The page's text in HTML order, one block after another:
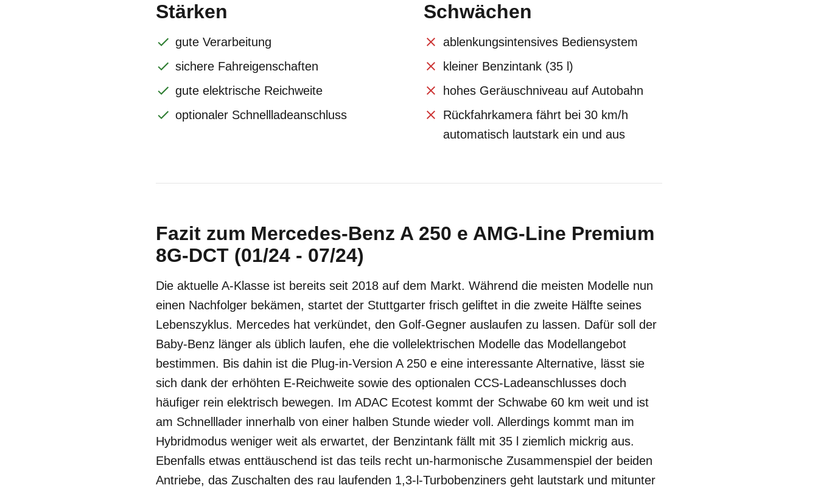
Stärken
gute Verarbeitung
sichere Fahreigenschaften
gute elektrische Reichweite
optionaler Schnellladeanschluss
Schwächen
ablenkungsintensives Bediensystem
kleiner Benzintank (35 l)
hohes Geräuschniveau auf Autobahn
Rückfahrkamera fährt bei 30 km/h
automatisch lautstark ein und aus
Fazit zum Mercedes-Benz A 250 e AMG-Line Premium
8G-DCT (01/24 - 07/24)
Die aktuelle A-Klasse ist bereits seit 2018 auf dem Markt. Während die meisten Modelle nun
einen Nachfolger bekämen, startet der Stuttgarter frisch geliftet in die zweite Hälfte seines
Lebenszyklus. Mercedes hat verkündet, den Golf-Gegner auslaufen zu lassen. Dafür soll der
Baby-Benz länger als üblich laufen, ehe die vollelektrischen Modelle das Modellangebot
bestimmen. Bis dahin ist die Plug-in-Version A 250 e eine interessante Alternative, lässt sie
sich dank der erhöhten E-Reichweite sowie des optionalen CCS-Ladeanschlusses doch
häufiger rein elektrisch bewegen. Im ADAC Ecotest kommt der Schwabe 60 km weit und ist
am Schnelllader innerhalb von einer halben Stunde wieder voll. Allerdings kommt man im
Hybridmodus weniger weit als erwartet, der Benzintank fällt mit 35 l ziemlich mickrig aus.
Ebenfalls etwas enttäuschend ist das teils recht un-harmonische Zusammenspiel der beiden
Antriebe, das Zuschalten des rau laufenden 1,3-l-Turbobenziners geht lautstark und mitunter